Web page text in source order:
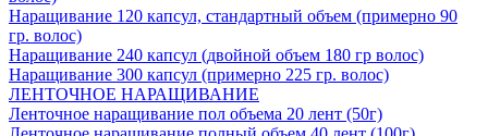
Наращивание 120 капсул, стандартный объем (примерно 90
гр. волос)
Наращивание 240 капсул (двойной объем 180 гр волос)
Наращивание 300 капсул (примерно 225 гр. волос)
ЛЕНТОЧНОЕ НАРАЩИВАНИЕ
Ленточное наращивание пол объема 20 лент (50г)